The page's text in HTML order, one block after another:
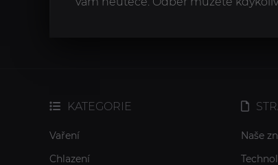
KATEGORIE
Vaření
Chlazení
Naše